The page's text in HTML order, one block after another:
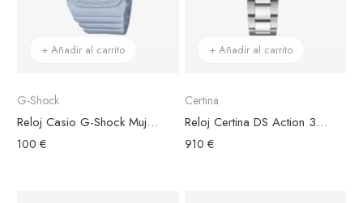
+ Añadir al carrito
G-Shock
Reloj Casio G-Shock Mujer GMA-S2100BA-2A2ER Esfera Blanca
100 €
+ Añadir al carrito
Certina
Reloj Certina DS Action 34.5mm Acero, Esfera Negra
910 €